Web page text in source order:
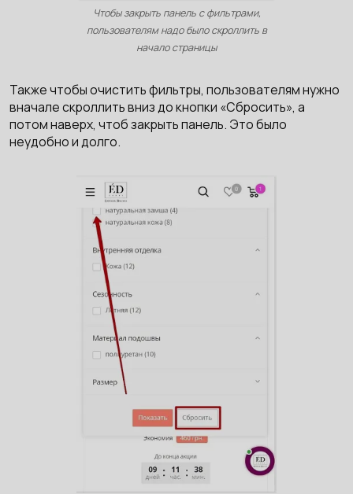
Чтобы закрыть панель с фильтрами,
пользователям надо было скроллить в
начало страницы
Также чтобы очистить фильтры, пользователям нужно
вначале скроллить вниз до кнопки «Сбросить», а
потом наверх, чтоб закрыть панель. Это было
неудобно и долго.